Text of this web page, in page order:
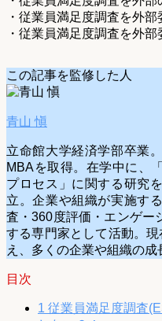
・従業員満足度調査を外
・従業員満足度調査を
この記事を監修した人
青山 愼
立命館大学経済学部卒業
MBAを取得。在学中に、
プロセス」に関する研究
立。企業や組織が実施す
査・360度評価・エンゲー
する専門家として活動。
え、多くの企業や組織の成
目次
1 従業員満足度調査